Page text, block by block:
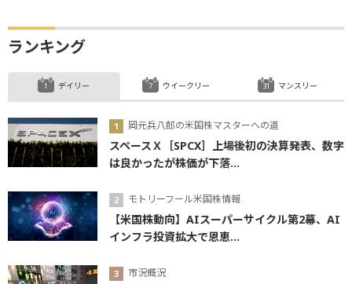
ランキング
デイリー
岡元兵八郎の米国株マスターへの道
スペースＸ［SPCX］上場後初の決算発表、数字
は良かったが株価が下落...
モトリーフール米国株情報
【米国株動向】AIスーパーサイクル第2幕、AI
インフラ投資拡大で恩恵...
市況概況
ウイークリー マンスリー